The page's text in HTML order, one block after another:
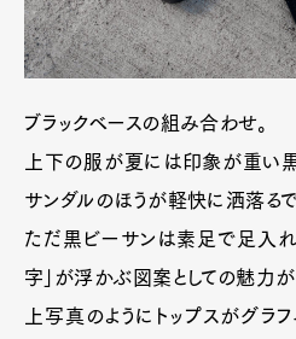
ブラックベースの組み合わせ。
上下の服が夏には印象が重い
サンダルのほうが軽快に洒落るで
ただ黒ビーサンは素足で足入れ
字」が浮かぶ図案としての魅力が
上写真のようにトップスがグラ